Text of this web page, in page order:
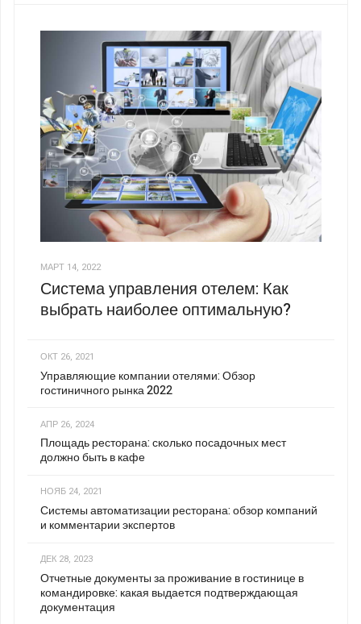
МАРТ 14, 2022
Система управления отелем: Как
выбрать наиболее оптимальную?
ОКТ 26, 2021
Управляющие компании отелями: Обзор
гостиничного рынка 2022
АПР 26, 2024
Площадь ресторана: сколько посадочных мест
должно быть в кафе
НОЯБ 24, 2021
Системы автоматизации ресторана: обзор компаний
и комментарии экспертов
ДЕК 28, 2023
Отчетные документы за проживание в гостинице в
командировке: какая выдается подтверждающая
документация